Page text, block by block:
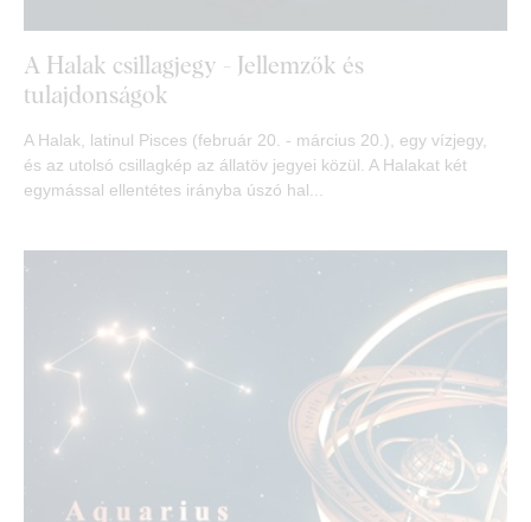
A Halak csillagjegy - Jellemzők és
tulajdonságok
A Halak, latinul Pisces (február 20. - március 20.), egy vízjegy,
és az utolsó csillagkép az állatöv jegyei közül. A Halakat két
egymással ellentétes irányba úszó hal...